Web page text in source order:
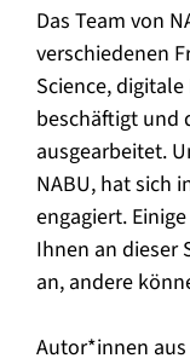
Das Team von
verschiedenen
Science,
beschäftigt und
ausgearbeitet.
NABU, hat sich
engagiert.
Ihnen an dieser
an, andere
Autor*innen